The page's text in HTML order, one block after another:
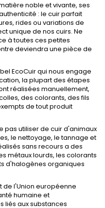
noble et vivante, ses
: le cuir parfait
rides ou variations de
unique de nos cuirs. Ne
à toutes ces petites
deviendra une pièce de
EcoCuir qui nous engage
la plupart des étapes
réalisées manuellement,
des colorants, des fils
de tout produit
pas utiliser de cuir d'animaux
le nettoyage, le tannage et
sans recours a des
métaux lourds, les colorants
d'halogènes organiques
de l'Union européenne
humaine et
liés aux substances